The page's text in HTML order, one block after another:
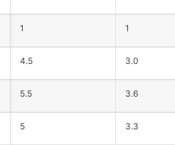
1 1
4.5 3.0
5.5 3.6
5 3.3